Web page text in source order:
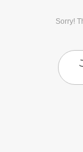
Sorry!